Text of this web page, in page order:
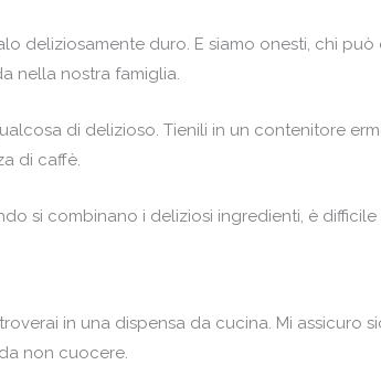
deliziosamente duro. E siamo onesti, chi
nella nostra famiglia.
di delizioso. Tienili in un contenitore
di caffè.
si combinano i deliziosi ingredienti, è
in una dispensa da cucina. Mi assicuro
non cuocere.